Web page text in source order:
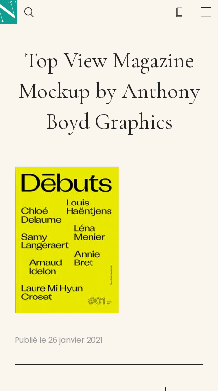
Top View Magazine
Mockup by Anthony
Boyd Graphics
Publié le 26 janvier 2021